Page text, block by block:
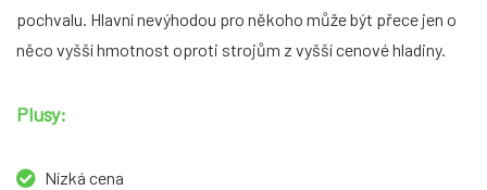
pochvalu. Hlavní nevýhodou pro někoho může být přece jen o
něco vyšší hmotnost oproti strojům z vyšší cenové hladiny.
Plusy:
Nízká cena